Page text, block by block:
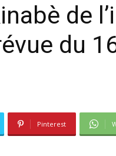
de
du
Pinterest